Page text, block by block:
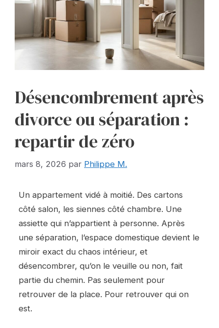
Désencombrement après
divorce ou séparation :
repartir de zéro
mars 8, 2026 par Philippe M.
Un appartement vidé à moitié. Des cartons
côté salon, les siennes côté chambre. Une
assiette qui n’appartient à personne. Après
une séparation, l’espace domestique devient le
miroir exact du chaos intérieur, et
désencombrer, qu’on le veuille ou non, fait
partie du chemin. Pas seulement pour
retrouver de la place. Pour retrouver qui on
est.